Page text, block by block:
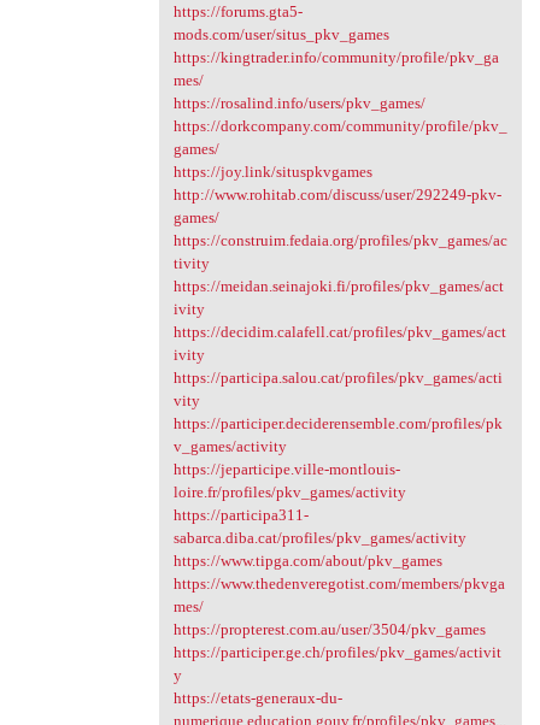
https://forums.gta5-
mods.com/user/situs_pkv_games
https://kingtrader.info/community/profile/pkv_ga
mes/
https://rosalind.info/users/pkv_games/
https://dorkcompany.com/community/profile/pkv_
games/
https://joy.link/situspkvgames
http://www.rohitab.com/discuss/user/292249-pkv-
games/
https://construim.fedaia.org/profiles/pkv_games/ac
tivity
https://meidan.seinajoki.fi/profiles/pkv_games/act
ivity
https://decidim.calafell.cat/profiles/pkv_games/act
ivity
https://participa.salou.cat/profiles/pkv_games/acti
vity
https://participer.deciderensemble.com/profiles/pk
v_games/activity
https://jeparticipe.ville-montlouis-
loire.fr/profiles/pkv_games/activity
https://participa311-
sabarca.diba.cat/profiles/pkv_games/activity
https://www.tipga.com/about/pkv_games
https://www.thedenveregotist.com/members/pkvga
mes/
https://propterest.com.au/user/3504/pkv_games
https://participer.ge.ch/profiles/pkv_games/activit
y
https://etats-generaux-du-
numerique.education.gouv.fr/profiles/pkv_games...